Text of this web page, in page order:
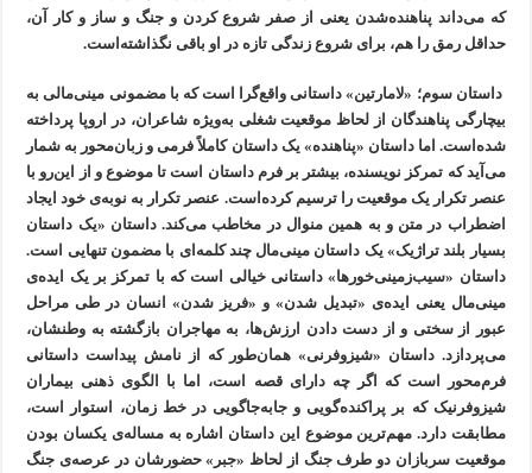
که می‌داند پناهنده‌شدن یعنی از صفر شروع کردن و جنگ و ساز و کار آن،
حداقل رمق را هم، برای شروع زندگی تازه در او باقی نگذاشته‌است.
داستان سوم؛ «لامارتین» داستانی واقع‌گرا است که با مضمونی مینی‌مالی به
بیچارگی پناهندگان از لحاظ موقعیت شغلی به‌ویژه شاعران، در اروپا پرداخته
شده‌است. اما داستان «پناهنده» یک داستان کاملاً فرمی و زبان‌محور به شمار
می‌آید که تمرکز نویسنده، بیشتر بر فرم داستان است تا موضوع و از این‌رو با
عنصر تکرار یک موقعیت را ترسیم کرده‌است. عنصر تکرار به نوبه‌ی خود ایجاد
اضطراب در متن و به همین منوال در مخاطب می‌کند. داستان «یک داستان
بسیار بلند تراژیک» یک داستان مینی‌مال چند کلمه‌ای با مضمون تنهایی است.
داستان «سیب‌زمینی‌خورها» داستانی خیالی است که با تمرکز بر یک ایده‌ی
مینی‌مال یعنی ایده‌ی «تبدیل شدن» و «فریز شدن» انسان در طی مراحل
عبور از سختی و از دست دادن ارزش‌ها، به مهاجران بازگشته به وطنشان،
می‌پردازد. داستان «شیزوفرنی» همان‌طور که از نامش پیداست داستانی
فرم‌محور است که اگر چه دارای قصه است، اما با الگوی ذهنی بیماران
شیزوفرنیک که بر پراکنده‌گویی و جابه‌جاگویی در خط زمان، استوار است،
مطابقت دارد. مهم‌ترین موضوع این داستان اشاره به مساله‌ی یکسان بودن
موقعیت سربازان دو طرف جنگ از لحاظ «جبر» حضورشان در عرصه‌ی جنگ